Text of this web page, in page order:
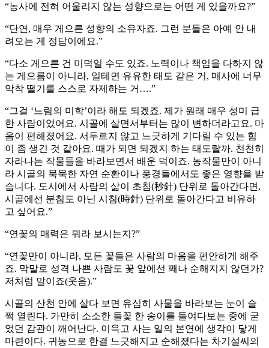
“농사에 전혀 어울리지 않는 성향으로는 어떤 게 있을까요?”
“단연, 매우 게으른 성향의 소유자죠. 그런 분들은 아예 안 내
려오는 게 정답이에요.”
“다소 게으른 건 미덕일 수도 있죠. 노력이나 책임을 다하지 않
는 게으름이 아니라, 일테면 유유한 태도 같은 거, 매사에 너무
악착 떨기를 스스로 자제하는 거….”
“그걸 ‘느림의 미학’이라 해도 되겠죠. 제가 원래 매우 성미 급
한 사람이었어요. 시골에 살면서부터는 많이 변하더라고요. 마
음이 편해졌어요. 서두르지 않고 느긋하게 기다릴 수 있는 힘
이 좀 생긴 것 같아요. 때가 되면 되겠지 하는 태도랄까. 천천히
자라나는 작물들을 바라보면서 배운 덕이죠. 농작물만이 아니
라 시골의 묵묵한 자연 순환이나 풍경들에서도 좋은 영향을 받
습니다. 도시에서 사람의 삶이 초침(秒針) 단위로 돌아간다면,
시골에선 분침도 아닌 시침(時針) 단위로 돌아간다고 비유하
고 싶어요.”
“연꽃의 매력은 뭐라 보시는지?”
“연꽃만이 아니라, 모든 꽃들은 사람의 마음을 편안하게 해주
죠. 막말로 성격 나쁜 사람도 꽃 앞에선 꽤나 순해지지 않던가?
저처럼 말이죠(웃음).”
시골의 산천 안에 살다 보면 유심히 사물을 바라보는 눈이 슬
쩍 열린다. 가만히 소소한 들꽃 한 송이를 들여다보는 중에 굳
었던 감관이 깨어난다. 이윽고 사는 일의 본연에 생각이 닿게
마련이다. 귀농으로 한결 느긋해지고 순해졌다는 차기설씨의